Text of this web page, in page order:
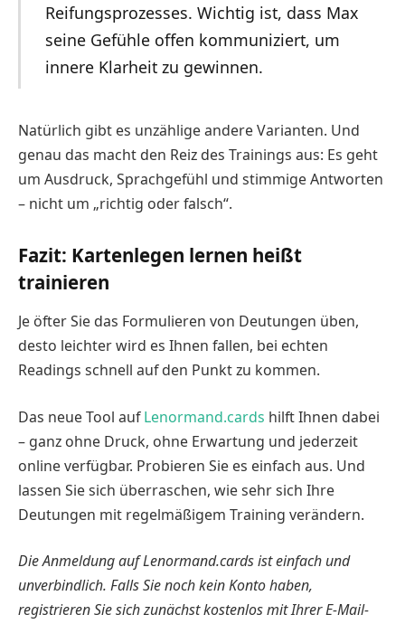
Reifungsprozesses. Wichtig ist, dass Max
seine Gefühle offen kommuniziert, um
innere Klarheit zu gewinnen.
Natürlich gibt es unzählige andere Varianten. Und
genau das macht den Reiz des Trainings aus: Es geht
um Ausdruck, Sprachgefühl und stimmige Antworten
– nicht um „richtig oder falsch“.
Fazit: Kartenlegen lernen heißt
trainieren
Je öfter Sie das Formulieren von Deutungen üben,
desto leichter wird es Ihnen fallen, bei echten
Readings schnell auf den Punkt zu kommen.
Das neue Tool aufLenormand.cards hilft Ihnen dabei
– ganz ohne Druck, ohne Erwartung und jederzeit
online verfügbar. Probieren Sie es einfach aus. Und
lassen Sie sich überraschen, wie sehr sich Ihre
Deutungen mit regelmäßigem Training verändern.
Die Anmeldung auf Lenormand.cards ist einfach und
unverbindlich. Falls Sie noch kein Konto haben,
registrieren Sie sich zunächst kostenlos mit Ihrer E-Mail-